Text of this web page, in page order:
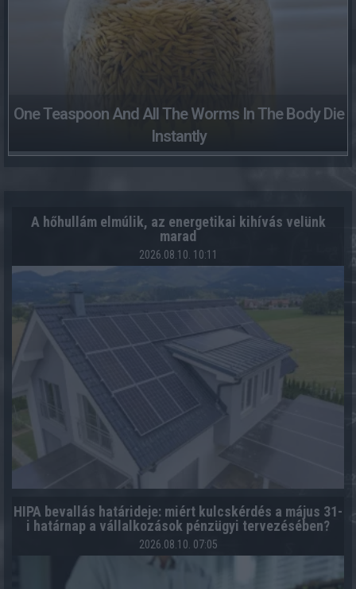
One Teaspoon And All The Worms In The Body Die
Instantly
A hőhullám elmúlik, az energetikai kihívás velünk
marad
2026.08.10. 10:11
HIPA bevallás határideje: miért kulcskérdés a május 31-
i határnap a vállalkozások pénzügyi tervezésében?
2026.08.10. 07:05